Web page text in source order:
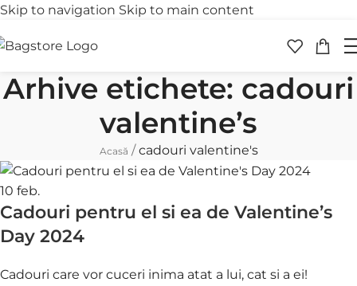
Skip to navigation Skip to main content
Transport gratuit
Arhive etichete: cadouri
valentine’s
Acasă /cadouri valentine's
10 feb.
Cadouri pentru el si ea de Valentine’s
Day 2024
Cadouri care vor cuceri inima atat a lui, cat si a ei!